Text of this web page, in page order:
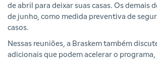
de abril para deixar suas casas. Os demais
de junho, como medida preventiva de
casos.
Nessas reuniões, a Braskem também
adicionais que podem acelerar o programa,